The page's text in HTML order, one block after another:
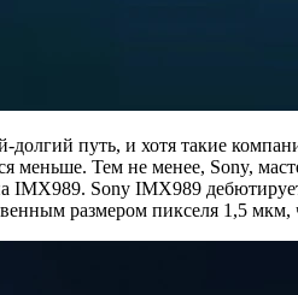
путь, и хотя такие
меньше. Тем не менее, Sony,
Sony IMX989
размером пикселя 1,5